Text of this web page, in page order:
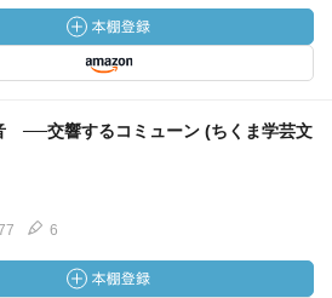
──交響するコミューン (ちくま学芸文
6